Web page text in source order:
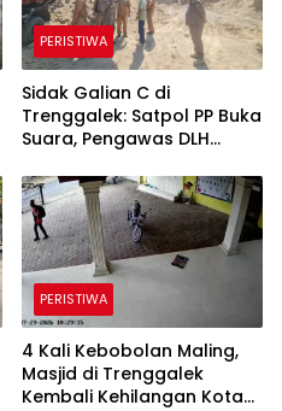
PERISTIWA
Sidak Galian C di
Trenggalek: Satpol PP Buka
Suara, Pengawas DLH
PERISTIWA
4 Kali Kebobolan Maling,
Masjid di Trenggalek
Kembali Kehilangan Kotak